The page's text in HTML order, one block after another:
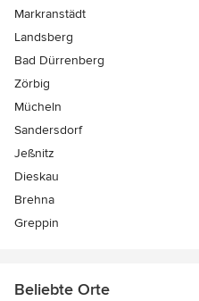
Markranstädt
Landsberg
Bad Dürrenberg
Zörbig
Mücheln
Sandersdorf
Jeßnitz
Dieskau
Brehna
Greppin
Beliebte Orte